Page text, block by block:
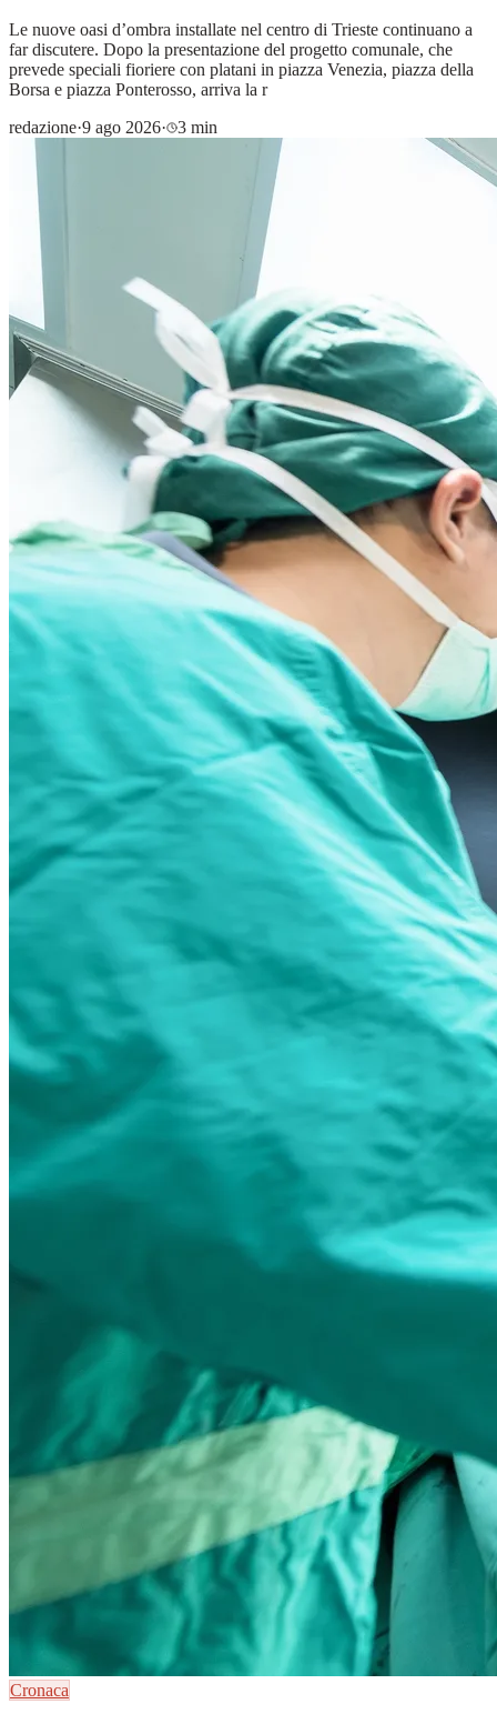
Le nuove oasi d’ombra installate nel centro di Trieste continuano a
far discutere. Dopo la presentazione del progetto comunale, che
prevede speciali fioriere con platani in piazza Venezia, piazza della
Borsa e piazza Ponterosso, arriva la r
redazione·9 ago 2026· 3 min
Cronaca